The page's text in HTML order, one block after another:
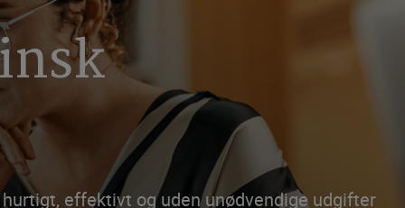
effektivt og uden unødvendige udgifter